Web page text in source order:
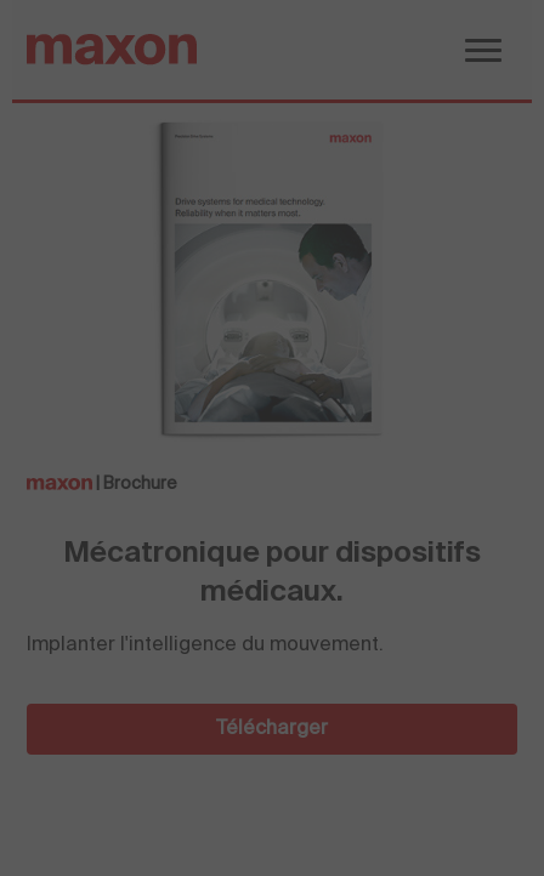
| Brochure
Mécatronique pour dispositifs
médicaux.
Implanter l'intelligence du mouvement.
Télécharger